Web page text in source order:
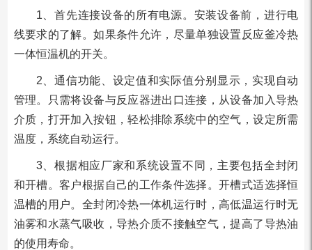
1、首先连接设备的所有电源。安装设备前，进行电
线要求的了解。如果条件允许，尽量单独设置反应釜冷热
一体恒温机的开关。
2、通信功能、设定值和实际值分别显示，实现自动
管理。只需将设备与反应器进出口连接，从设备加入导热
介质，打开加入按钮，轻松排除系统中的空气，设定所需
温度，系统自动运行。
3、根据相应厂家和系统设置不同，主要包括全封闭
和开槽。客户根据自己的工作条件选择。开槽式适选择恒
温槽的用户。全封闭冷热一体机运行时，高低温运行时无
油雾和水蒸气吸收，导热介质不接触空气，提高了导热油
的使用寿命。